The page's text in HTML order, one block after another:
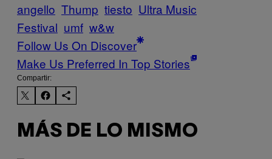
angello Thump tiesto Ultra Music
Festival umf w&w
Follow Us On Discover
Make Us Preferred In Top Stories
Compartir:
MÁS DE LO MISMO